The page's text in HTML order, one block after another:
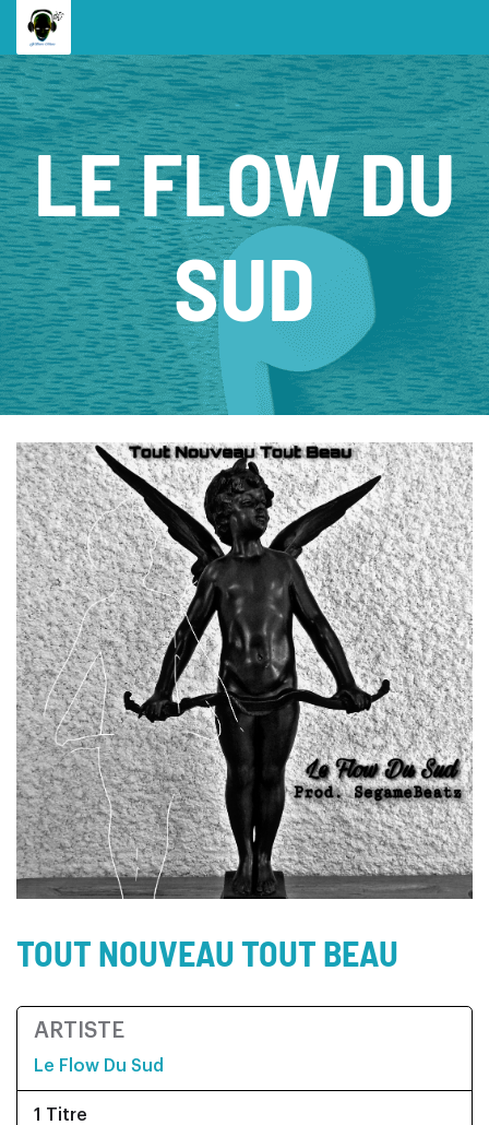
LE FLOW DU
SUD
TOUT NOUVEAU TOUT BEAU
ARTISTE
Le Flow Du Sud
1 Titre